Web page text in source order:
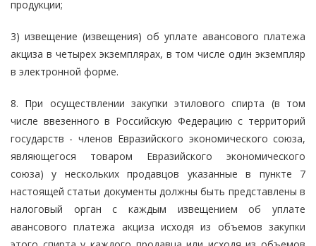
продукции;
3) извещение (извещения) об уплате авансового платежа
акциза в четырех экземплярах, в том числе один экземпляр
в электронной форме.
8. При осуществлении закупки этилового спирта (в том
числе ввезенного в Российскую Федерацию с территорий
государств - членов Евразийского экономического союза,
являющегося товаром Евразийского экономического
союза) у нескольких продавцов указанные в пункте 7
настоящей статьи документы должны быть представлены в
налоговый орган с каждым извещением об уплате
авансового платежа акциза исходя из объемов закупки